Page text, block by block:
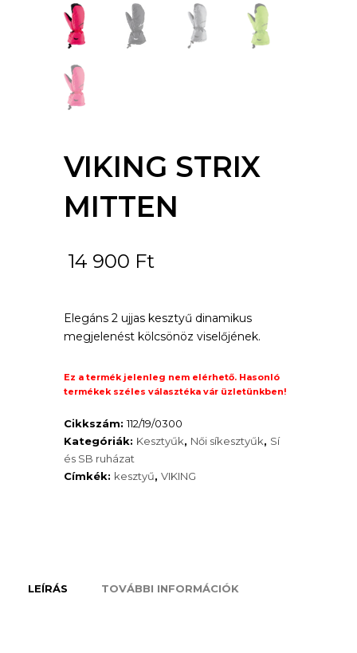
VIKING STRIX
MITTEN
14 900 Ft
Elegáns 2 ujjas kesztyű dinamikus
megjelenést kölcsönöz viselőjének.
Ez a termék jelenleg nem elérhető. Hasonló
termékek széles választéka vár üzletünkben!
Cikkszám:112/19/0300
Kategóriák: Kesztyűk, Női síkesztyűk, Sí
és SB ruházat
Címkék: kesztyű, VIKING
LEÍRÁS TOVÁBBI INFORMÁCIÓK